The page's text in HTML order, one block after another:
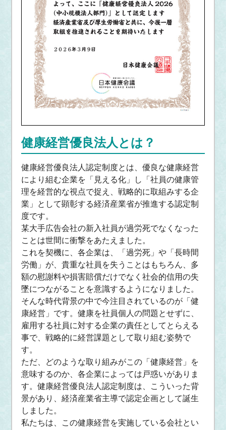
健康経営優良法人とは？
健康経営優良法人認定制度とは、優良な健康経営
により組む企業を「見える化」し「社員の健康管
理を経営的な視点で捉え、戦略的に取組みする企
業」として顕彰する経済産業省が推進する認定制
度です。
某大手広告会社の新入社員が過労死でなくなった
ことは世間に衝撃をあたえました。
これを契機に、各企業は、「過労死」や「長時間
労働」が、貴重な社員を失うことはもちろん、多
額の慰謝料や損害賠償だけでなく社会的信用の失
墜につながることを意識するようになりました。
そんな時代背景の中で今注目されているのが「健
康経営」です。健康を社員個人の問題とせずに、
雇用する社員に対する企業の責任としてとらえる
事で、戦略的に経営課題として取り組む姿勢で
す。
ただ、どのような取り組みがこの「健康経営」を
意味するのか、各企業によっては戸惑いがありま
す。健康経営優良法人認定制度は、こういった背
景があり、経済産業省主導で認定企画として誕生
しました。
私たちは、この健康経営を実施している会社とい